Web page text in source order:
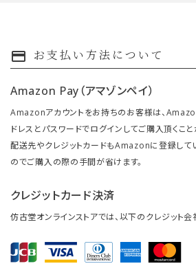
payment お支払い方法について
Amazon Pay（アマゾンペイ）
Amazonアカウントをお持ちのお客様は、
ドレスとパスワードでログインしてご購入頂くこと
配送先やクレジットカードもAmazonに登録して
のでご購入の際の手間が省けます。
クレジットカード決済
仿古堂オンラインストアでは、以下のクレジット